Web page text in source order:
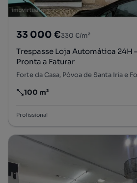
33 000 €330 €/m²
Trespasse Loja Automática 24H
Pronta a Faturar
Preço por metro quadrado
100 m²
Profissional